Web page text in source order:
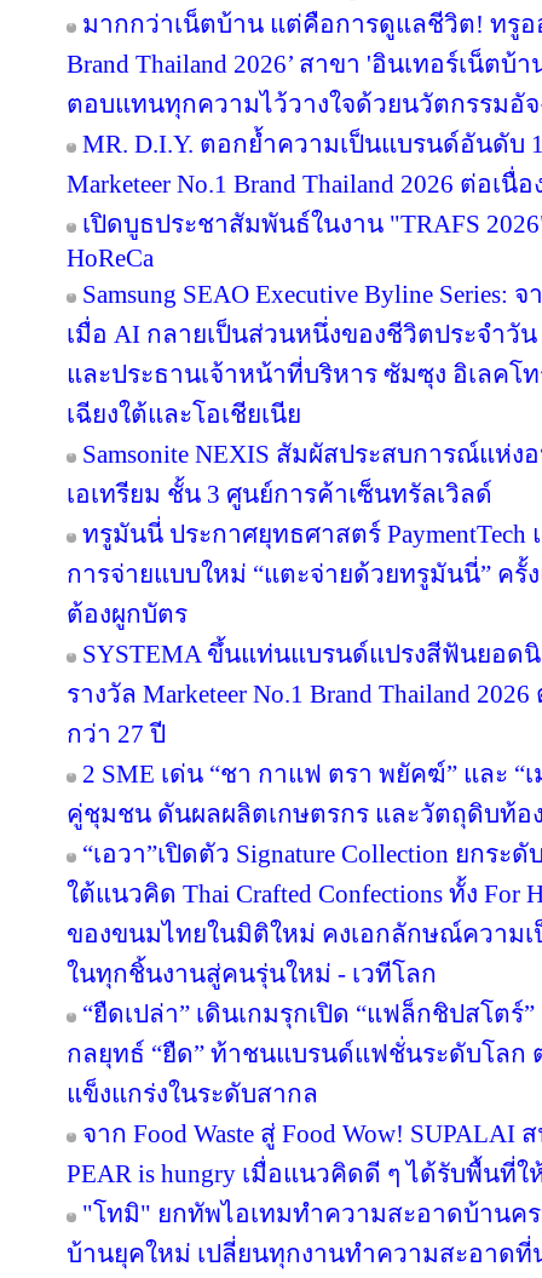
มากกว่าเน็ตบ้าน แต่คือการดูแลชีวิต! ทรูอ
Brand Thailand 2026’ สาขา 'อินเทอร์เน็ตบ้
ตอบแทนทุกความไว้วางใจด้วยนวัตกรรมอั
MR. D.I.Y. ตอกย้ำความเป็นแบรนด์อันดับ
Marketeer No.1 Brand Thailand 2026 ต่อเนื่
เปิดบูธประชาสัมพันธ์ในงาน "TRAFS
HoReCa
Samsung SEAO Executive Byline
เมื่อ AI กลายเป็นส่วนหนึ่งของชีวิตประจำวั
และประธานเจ้าหน้าที่บริหาร ซัมซุง อิเลค
เฉียงใต้และโอเชียเนีย
Samsonite NEXIS สัมผัสประสบการณ์แห่
เอเทรียม ชั้น 3 ศูนย์การค้าเซ็นทรัลเวิลด์
ทรูมันนี่ ประกาศยุทธศาสตร์
การจ่ายแบบใหม่ “แตะจ่ายด้วยทรูมันนี่” ครั้
ต้องผูกบัตร
SYSTEMA ขึ้นแท่นแบรนด์แปรงสีฟันยอด
รางวัล Marketeer No.1 Brand Thailand
กว่า 27 ปี
2 SME เด่น “ชา กาแฟ ตรา พยัคฆ์” และ
คู่ชุมชน ดันผลผลิตเกษตรกร และวัตถุดิบท้อ
“เอวา”เปิดตัว Signature Collection ยกร
ใต้แนวคิด Thai Crafted Confections ทั้ง For
ของขนมไทยในมิติใหม่ คงเอกลักษณ์ความ
ในทุกชิ้นงานสู่คนรุ่นใหม่ - เวทีโลก
“ยืดเปล่า” เดินเกมรุกเปิด “แฟล็กชิปสโต
กลยุทธ์ “ยืด” ท้าชนแบรนด์แฟชั่นระดับโลก
แข็งแกร่งในระดับสากล
จาก Food Waste สู่ Food Wow! SUPALAI
PEAR is hungry เมื่อแนวคิดดี ๆ ได้รับพื้นที่ใ
"โทมิ" ยกทัพไอเทมทำความสะอาดบ้านค
บ้านยุคใหม่ เปลี่ยนทุกงานทำความสะอาดที่